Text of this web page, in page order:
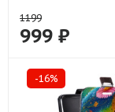
1199
999 ₽
-16%